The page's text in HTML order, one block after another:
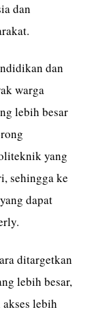
dan
dan
warga
lebih besar
yang
sehingga ke
dapat
ditargetkan
lebih besar,
lebih